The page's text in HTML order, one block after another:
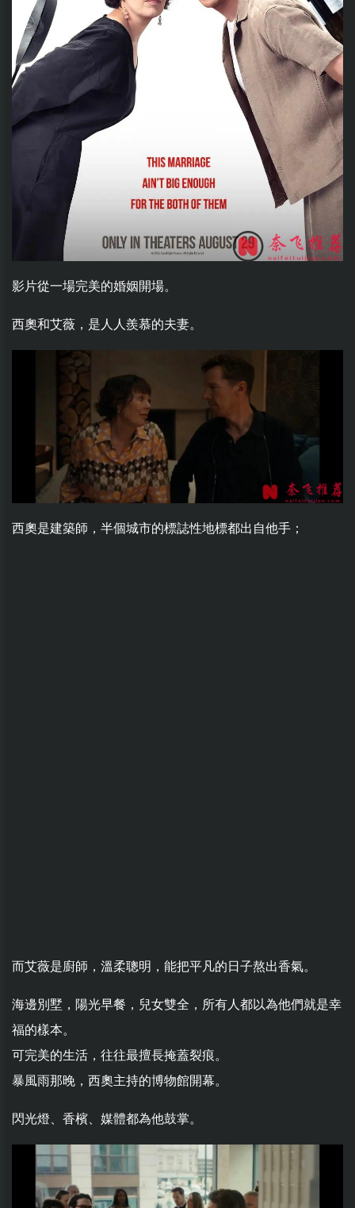
影片從一場完美的婚姻開場。
西奧和艾薇，是人人羨慕的夫妻。
西奧是建築師，半個城市的標誌性地標都出自他手；
而艾薇是廚師，溫柔聰明，能把平凡的日子熬出香氣。
海邊別墅，陽光早餐，兒女雙全，所有人都以為他們就是幸
福的樣本。
可完美的生活，往往最擅長掩蓋裂痕。
暴風雨那晚，西奧主持的博物館開幕。
閃光燈、香檳、媒體都為他鼓掌。